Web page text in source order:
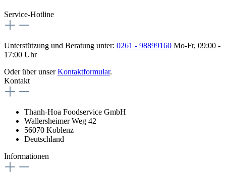
Service-Hotline
Unterstützung und Beratung unter: 0261 - 98899160 Mo-Fr, 09:00 -
17:00 Uhr
Oder über unserKontaktformular.
Kontakt
Thanh-Hoa Foodservice GmbH
Wallersheimer Weg 42
56070 Koblenz
Deutschland
Informationen